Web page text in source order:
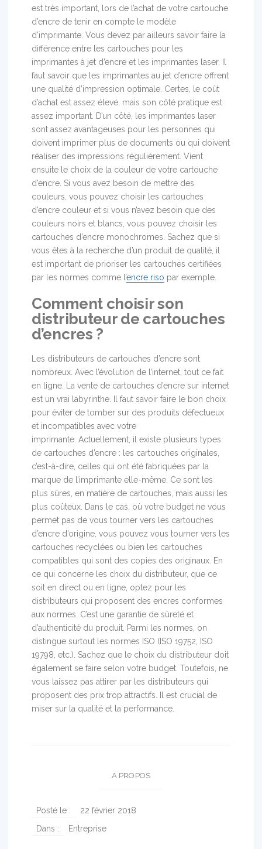
est très important, lors de l’achat de votre cartouche
d’encre de tenir en compte le modèle
d’imprimante. Vous devez par ailleurs savoir faire la
différence entre les cartouches pour les
imprimantes à jet d’encre et les imprimantes laser. Il
faut savoir que les imprimantes au jet d’encre offrent
une qualité d’impression optimale. Certes, le coût
d’achat est assez élevé, mais son côté pratique est
assez important. D’un côté, les imprimantes laser
sont assez avantageuses pour les personnes qui
doivent imprimer plus de documents ou qui doivent
réaliser des impressions régulièrement. Vient
ensuite le choix de la couleur de votre cartouche
d’encre. Si vous avez besoin de mettre des
couleurs, vous pouvez choisir les cartouches
d’encre couleur et si vous n’avez besoin que des
couleurs noirs et blancs, vous pouvez choisir les
cartouches d’encre monochromes. Sachez que si
vous êtes à la recherche d’un produit de qualité, il
est important de prioriser les cartouches certifiées
par les normes comme l’encre riso par exemple.
Comment choisir son
distributeur de cartouches
d’encres ?
Les distributeurs de cartouches d’encre sont
nombreux. Avec l’évolution de l’internet, tout ce fait
en ligne. La vente de cartouches d’encre sur internet
est un vrai labyrinthe. Il faut savoir faire le bon choix
pour éviter de tomber sur des produits défectueux
et incompatibles avec votre
imprimante. Actuellement, il existe plusieurs types
de cartouches d’encre : les cartouches originales,
c’est-à-dire, celles qui ont été fabriquées par la
marque de l’imprimante elle-même. Ce sont les
plus sûres, en matière de cartouches, mais aussi les
plus coûteux. Dans le cas, où votre budget ne vous
permet pas de vous tourner vers les cartouches
d’encre d’origine, vous pouvez vous tourner vers les
cartouches recyclées ou bien les cartouches
compatibles qui sont des copies des originaux. En
ce qui concerne les choix du distributeur, que ce
soit en direct ou en ligne, optez pour les
distributeurs qui proposent des encres conformes
aux normes. C’est une garantie de sûreté et
d’authenticité du produit. Parmi les normes, on
distingue surtout les normes ISO (ISO 19752, ISO
19798, etc.). Sachez que le choix du distributeur doit
également se faire selon votre budget. Toutefois, ne
vous laissez pas attirer par les distributeurs qui
proposent des prix trop attractifs. Il est crucial de
miser sur la qualité et la performance.
A PROPOS
Posté le :
22 février 2018
Dans :
Entreprise